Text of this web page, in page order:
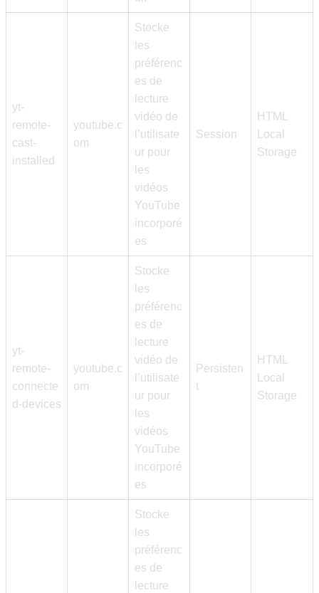
yt-
remote-
cast-
installed
youtube.c
om
Stocke
les
préférenc
es de
lecture
vidéo de
l’utilisate
ur pour
les
vidéos
YouTube
incorporé
es
Session
HTML
Local
Storage
yt-
remote-
connecte
d-devices
youtube.c
om
Stocke
les
préférenc
es de
lecture
vidéo de
l’utilisate
ur pour
les
vidéos
YouTube
incorporé
es
Persisten
t
HTML
Local
Storage
Stocke
les
préférenc
es de
lecture